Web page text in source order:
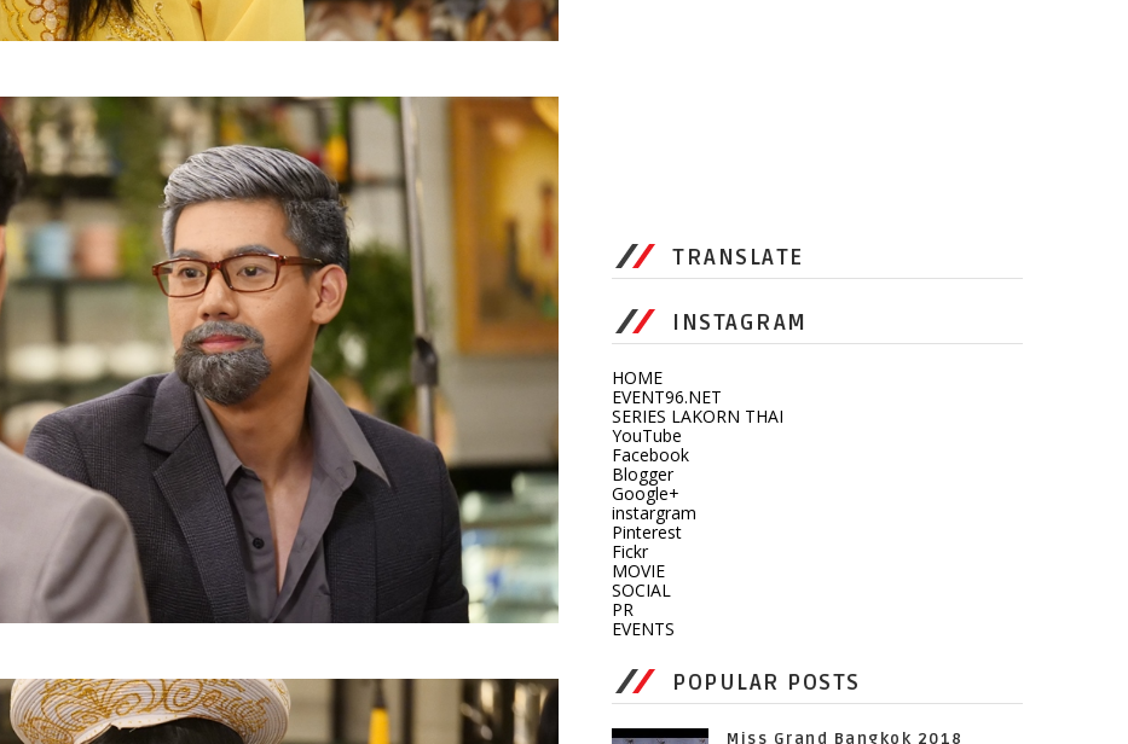
TRANSLATE
INSTAGRAM
HOME
EVENT96.NET
SERIES LAKORN THAI
YouTube
Facebook
Blogger
Google+
instargram
Pinterest
Fickr
MOVIE
SOCIAL
PR
EVENTS
POPULAR POSTS
Miss Grand Bangkok 2018